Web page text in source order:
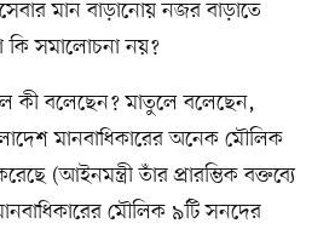
মান বাড়ানোয় নজর বাড়াতে
সমালোচনা নয়?
কী বলেছেন? মাতুলে বলেছেন,
মানবাধিকারের অনেক মৌলিক
(আইনমন্ত্রী তাঁর প্রারম্ভিক বক্তব্যে
মৌলিক ৯টি সনদের